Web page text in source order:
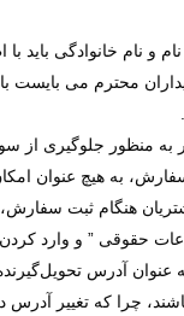
و نام خانوادگی باید
محترم می
به منظور جلوگیری از
به هیچ عنوان
هنگام ثبت
حقوقی ” و وارد
عنوان آدرس
چرا که تغییر